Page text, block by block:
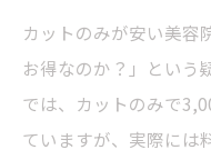
カットのみが安い美容
お得なのか？」という
では、カットのみで
ていますが、実際には